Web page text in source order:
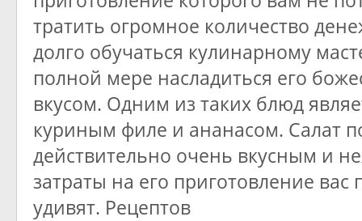
тратить огромное количество
долго обучаться кулинарному
полной мере насладиться его
вкусом. Одним из таких блюд
куриным филе и ананасом. Салат
действительно очень вкусным и
затраты на его приготовление вас
удивят. Рецептов